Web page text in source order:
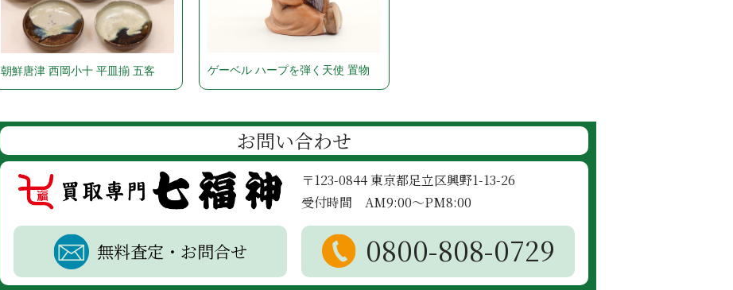
朝鮮唐津 西岡小十 平皿揃 五客 ゲーベル ハープを弾く天使 置物
お問い合わせ
〒123-0844 東京都足立区興野1-13-26
受付時間 AM9:00～PM8:00
無料査定・お問合せ 0800-808-0729